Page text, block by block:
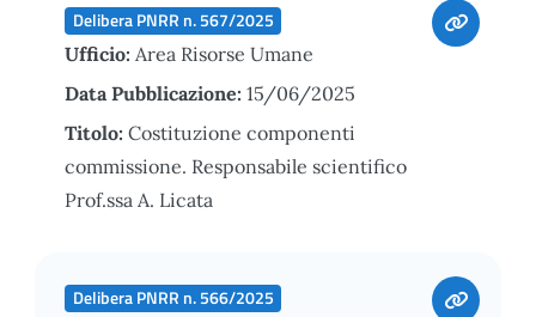
Delibera PNRR n. 567/2025
Ufficio: Area Risorse Umane
Data Pubblicazione: 15/06/2025
Titolo: Costituzione componenti
commissione. Responsabile scientifico
Prof.ssa A. Licata
Delibera PNRR n. 566/2025